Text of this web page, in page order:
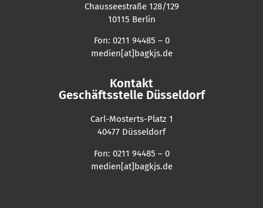
Kontakt
Geschäftsstelle Düsseldorf
Carl-Mosterts-Platz 1
40477 Düsseldorf
Fon: 0211 94485 – 0
medien[at]bagkjs.de
Chausseestraße 128/129
10115 Berlin
Fon: 0211 94485 – 0
medien[at]bagkjs.de